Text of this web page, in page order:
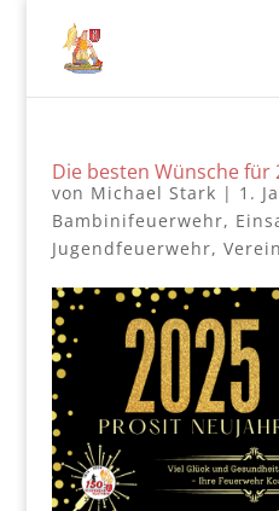
Die besten Wünsche für
von Michael Stark | 1.
Bambinifeuerwehr,
Jugendfeuerwehr, Verein